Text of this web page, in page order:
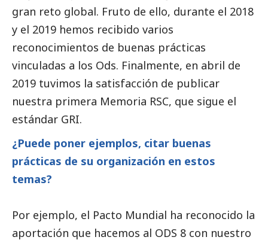
gran reto global. Fruto de ello, durante el 2018
y el 2019 hemos recibido varios
reconocimientos de buenas prácticas
vinculadas a los Ods. Finalmente, en abril de
2019 tuvimos la satisfacción de publicar
nuestra primera Memoria RSC, que sigue el
estándar GRI.
¿Puede poner ejemplos, citar buenas
prácticas de su organización en estos
temas?
Por ejemplo, el Pacto Mundial ha reconocido la
aportación que hacemos al ODS 8 con nuestro